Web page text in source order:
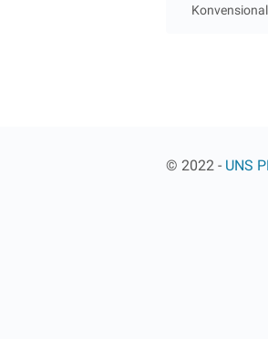
© 2022 - UNS